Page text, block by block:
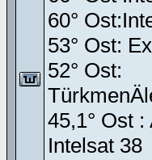
60°
53° Ost:
52° Ost:
45,1° Ost
Intelsat 38